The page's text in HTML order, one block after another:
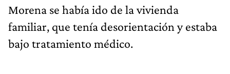
Morena se había ido de la vivienda
familiar, que tenía desorientación y estaba
bajo tratamiento médico.